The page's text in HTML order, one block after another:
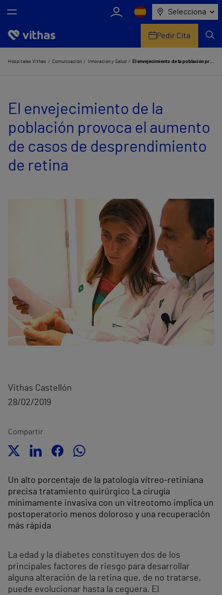
Selecciona
Nosotros
Servicios de salud
Equipo médico y asistencial
Pedir Cita
Hospitales Vithas Comunicación Innovación y Salud El envejecimiento de la población provoca el aumento de casos de desprendimiento de retina
El envejecimiento de la
población provoca el aumento
de casos de desprendimiento
de retina
Vithas Castellón
28/02/2019
Compartir
Un alto porcentaje de la patología vítreo-retiniana
precisa tratamiento quirúrgico La cirugía
mínimamente invasiva con un vitreotomo implica un
postoperatorio menos doloroso y una recuperación
más rápida
La edad y la diabetes constituyen dos de los
principales factores de riesgo para desarrollar
alguna alteración de la retina que, de no tratarse,
puede evolucionar hasta la ceguera. El